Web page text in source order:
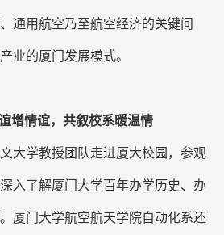
通用航空乃至航空经济的关键问
业的厦门发展模式。
增情谊，共叙校系暖温情
大学教授团队走进厦大校园，参观
入了解厦门大学百年办学历史、办
厦门大学航空航天学院自动化系还